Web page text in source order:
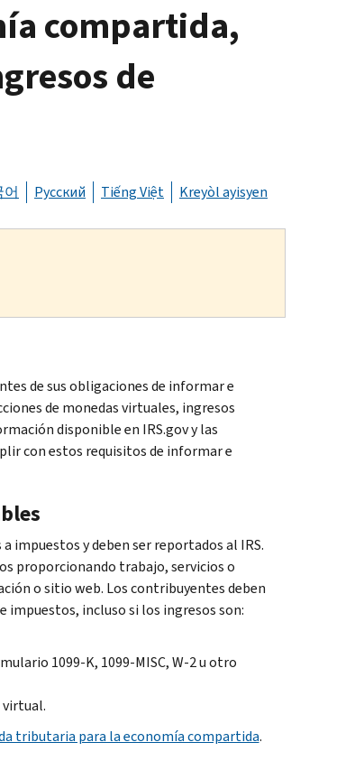
compartida,
de
어 Русский Tiếng Việt Kreyòl ayisyen
de sus obligaciones de informar e
de monedas virtuales, ingresos
disponible en IRS.gov y las
con estos requisitos de informar e
impuestos y deben ser reportados al IRS.
proporcionando trabajo, servicios o
o sitio web. Los contribuyentes deben
impuestos, incluso si los ingresos son:
1099-K, 1099-MISC, W-2 u otro
virtual.
tributaria para la economía compartida.